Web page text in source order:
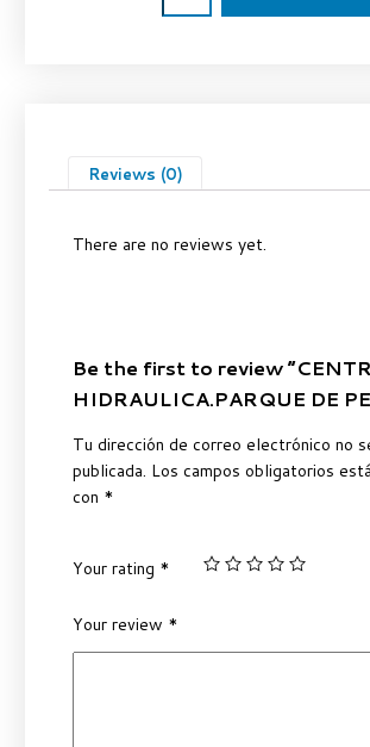
Reviews (0)
There are no reviews yet.
Be the first to review
HIDRAULICA.PARQUE DE
Tu dirección de correo electrónico no
publicada. Los campos obligatorios
con *
Your rating *
Your review *